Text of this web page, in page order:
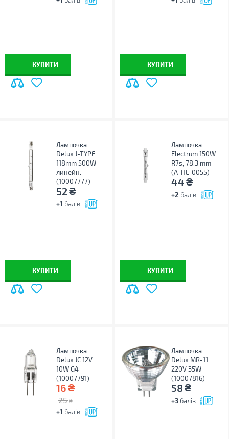
КУПИТИ КУПИТИ
Лампочка
Delux J-TYPE
118mm 500W
линейн.
(10007777)
52₴
+1 балів
КУПИТИ
Лампочка
Electrum 150W
R7s, 78,3 mm
(A-HL-0055)
44₴
+2 балів
КУПИТИ
Лампочка
Delux JC 12V
10W G4
(10007791)
16₴
25 ₴
+1 балів
Лампочка
Delux MR-11
220V 35W
(10007816)
58₴
+3 балів